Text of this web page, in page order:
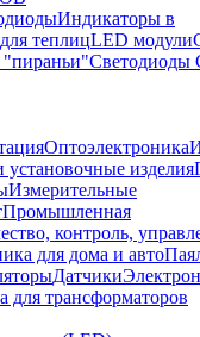
Индикаторы в
теплицLED модули
Светодиоды
Оптоэлектроника
изделия
Измерительные
Промышленная
контроль,
для дома и авто
Датчики
для трансформаторов